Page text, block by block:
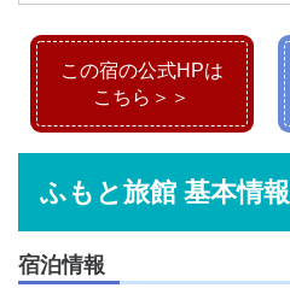
この宿の公式HPは
こちら＞＞
ふもと旅館 基本情報
宿泊情報